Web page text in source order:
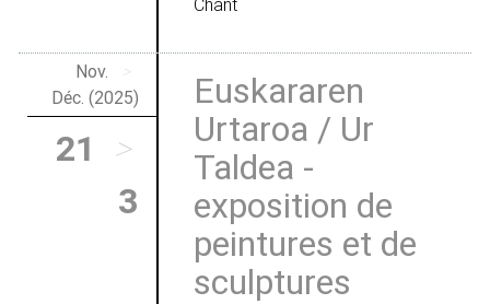
Nov.
>
Déc. (2025)
21
>
3
Euskararen
Urtaroa / Ur
Taldea -
exposition de
peintures et de
sculptures